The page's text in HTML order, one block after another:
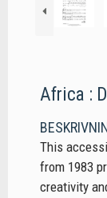
Africa :
This
from 1983
creativity